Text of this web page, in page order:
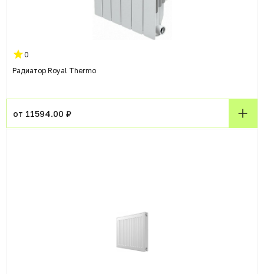
0
Радиатор Royal Thermo
от 11594.00 ₽